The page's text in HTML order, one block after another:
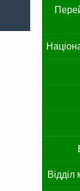
Відділ